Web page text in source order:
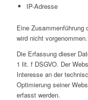
IP-Adresse
Eine Zusammenführung
wird nicht vorgenommen.
Die Erfassung dieser
1 lit. f DSGVO. Der
Interesse an der
Optimierung seiner
erfasst werden.